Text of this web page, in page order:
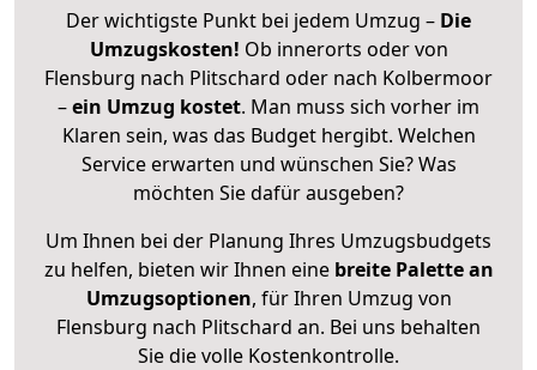
Der wichtigste Punkt bei jedem Umzug – Die
Umzugskosten! Ob innerorts oder von
Flensburg nach Plitschard oder nach Kolbermoor
–ein Umzug kostet. Man muss sich vorher im
Klaren sein, was das Budget hergibt. Welchen
Service erwarten und wünschen Sie? Was
möchten Sie dafür ausgeben?
Um Ihnen bei der Planung Ihres Umzugsbudgets
zu helfen, bieten wir Ihnen eine breite Palette an
Umzugsoptionen, für Ihren Umzug von
Flensburg nach Plitschard an. Bei uns behalten
Sie die volle Kostenkontrolle.